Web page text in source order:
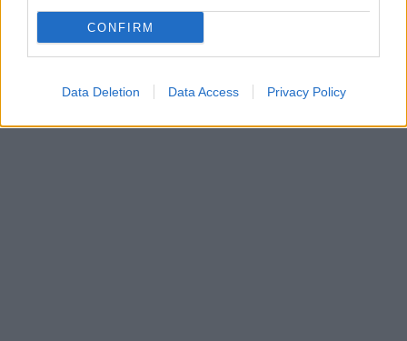
CONFIRM
Data Deletion Data Access Privacy Policy